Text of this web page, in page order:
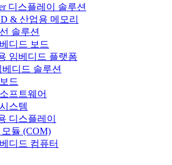
디스플레이 솔루션
& 산업용 메모리
솔루션
디드 보드
임베디드 플랫폼
디드 솔루션
드
프트웨어
스템
디스플레이
듈 (COM)
디드 컴퓨터